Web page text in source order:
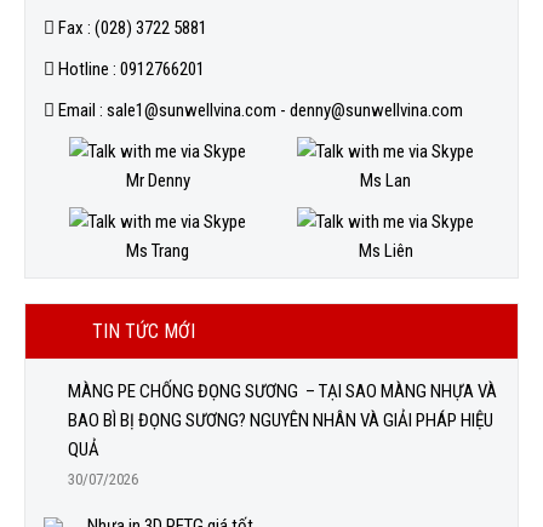
Fax : (028) 3722 5881
Hotline : 0912766201
Email : sale1@sunwellvina.com - denny@sunwellvina.com
Mr Denny Ms Lan
Ms Trang Ms Liên
TIN TỨC MỚI
MÀNG PE CHỐNG ĐỌNG SƯƠNG – TẠI SAO MÀNG NHỰA VÀ
BAO BÌ BỊ ĐỌNG SƯƠNG? NGUYÊN NHÂN VÀ GIẢI PHÁP HIỆU
QUẢ
30/07/2026